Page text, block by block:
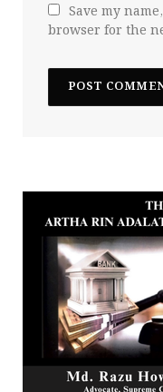
Save my
browser for the